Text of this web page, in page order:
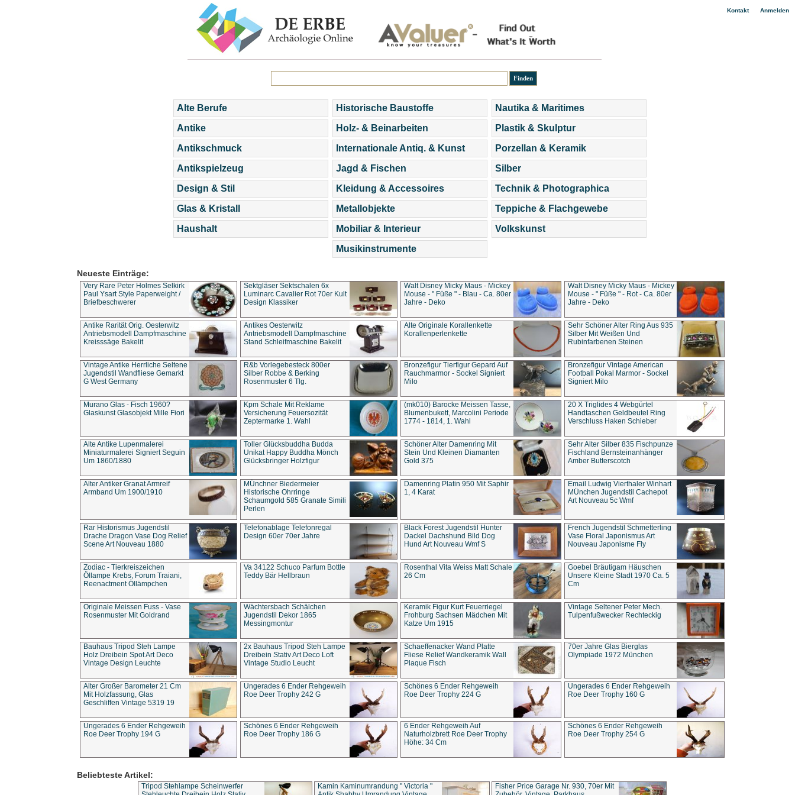
Kontakt| Anmelden
Alte Berufe
Antike
Antikschmuck
Antikspielzeug
Design & Stil
Glas & Kristall
Haushalt
Historische Baustoffe
Holz- & Beinarbeiten
Internationale Antiq. & Kunst
Jagd & Fischen
Kleidung & Accessoires
Metallobjekte
Mobiliar & Interieur
Musikinstrumente
Nautika & Maritimes
Plastik & Skulptur
Porzellan & Keramik
Silber
Technik & Photographica
Teppiche & Flachgewebe
Volkskunst
Neueste Einträge:
Very Rare Peter Holmes Selkirk
Paul Ysart Style Paperweight /
Briefbeschwerer
Sektgläser Sektschalen 6x
Luminarc Cavalier Rot 70er Kult
Design Klassiker
Walt Disney Micky Maus - Mickey
Mouse - " Füße " - Blau - Ca. 80er
Jahre - Deko
Walt Disney Micky Maus - Mickey
Mouse - " Füße " - Rot - Ca. 80er
Jahre - Deko
Antike Rarität Orig. Oesterwitz
Antriebsmodell Dampfmaschine
Kreisssäge Bakelit
Antikes Oesterwitz
Antriebsmodell Dampfmaschine
Stand Schleifmaschine Bakelit
Alte Originale Korallenkette
Korallenperlenkette
Sehr Schöner Alter Ring Aus 935
Silber Mit Weißen Und
Rubinfarbenen Steinen
Vintage Antike Herrliche Seltene
Jugendstil Wandfliese Gemarkt
G West Germany
R&b Vorlegebesteck 800er
Silber Robbe & Berking
Rosenmuster 6 Tlg.
Bronzefigur Tierfigur Gepard Auf
Rauchmarmor - Sockel Signiert
Milo
Bronzefigur Vintage American
Football Pokal Marmor - Sockel
Signiert Milo
Murano Glas - Fisch 1960?
Glaskunst Glasobjekt Mille Fiori
Kpm Schale Mit Reklame
Versicherung Feuersozität
Zeptermarke 1. Wahl
(mk010) Barocke Meissen Tasse,
Blumenbukett, Marcolini Periode
1774 - 1814, 1. Wahl
20 X Triglides 4 Webgürtel
Handtaschen Geldbeutel Ring
Verschluss Haken Schieber
Alte Antike Lupenmalerei
Miniaturmalerei Signiert Seguin
Um 1860/1880
Toller Glücksbuddha Budda
Unikat Happy Buddha Mönch
Glücksbringer Holzfigur
Schöner Alter Damenring Mit
Stein Und Kleinen Diamanten
Gold 375
Sehr Alter Silber 835 Fischpunze
Fischland Bernsteinanhänger
Amber Butterscotch
Alter Antiker Granat Armreif
Armband Um 1900/1910
MÜnchner Biedermeier
Historische Ohrringe
Schaumgold 585 Granate Simili
Perlen
Damenring Platin 950 Mit Saphir
1, 4 Karat
Email Ludwig Vierthaler Winhart
MÜnchen Jugendstil Cachepot
Art Nouveau 5c Wmf
Rar Historismus Jugendstil
Drache Dragon Vase Dog Relief
Scene Art Nouveau 1880
Telefonablage Telefonregal
Design 60er 70er Jahre
Black Forest Jugendstil Hunter
Dackel Dachshund Bild Dog
Hund Art Nouveau Wmf S
French Jugendstil Schmetterling
Vase Floral Japonismus Art
Nouveau Japonisme Fly
Zodiac - Tierkreiszeichen
Öllampe Krebs, Forum Traiani,
Reenactment Öllämpchen
Va 34122 Schuco Parfum Bottle
Teddy Bär Hellbraun
Rosenthal Vita Weiss Matt Schale
26 Cm
Goebel Bräutigam Häuschen
Unsere Kleine Stadt 1970 Ca. 5
Cm
Originale Meissen Fuss - Vase
Rosenmuster Mit Goldrand
Wächtersbach Schälchen
Jugendstil Dekor 1865
Messingmontur
Keramik Figur Kurt Feuerriegel
Frohburg Sachsen Mädchen Mit
Katze Um 1915
Vintage Seltener Peter Mech.
Tulpenfußwecker Rechteckig
Bauhaus Tripod Steh Lampe
Holz Dreibein Spot Art Deco
Vintage Design Leuchte
2x Bauhaus Tripod Steh Lampe
Dreibein Stativ Art Deco Loft
Vintage Studio Leucht
Schaeffenacker Wand Platte
Fliese Relief Wandkeramik Wall
Plaque Fisch
70er Jahre Glas Bierglas
Olympiade 1972 München
Alter Großer Barometer 21 Cm
Mit Holzfassung, Glas
Geschliffen Vintage 5319 19
Ungerades 6 Ender Rehgeweih
Roe Deer Trophy 242 G
Schönes 6 Ender Rehgeweih
Roe Deer Trophy 224 G
Ungerades 6 Ender Rehgeweih
Roe Deer Trophy 160 G
Ungerades 6 Ender Rehgeweih
Roe Deer Trophy 194 G
Schönes 6 Ender Rehgeweih
Roe Deer Trophy 186 G
6 Ender Rehgeweih Auf
Naturholzbrett Roe Deer Trophy
Höhe: 34 Cm
Schönes 6 Ender Rehgeweih
Roe Deer Trophy 254 G
Beliebteste Artikel:
Tripod Stehlampe Scheinwerfer
Kamin Kaminumrandung " Victoria "
Fisher Price Garage Nr. 930, 70er Mit